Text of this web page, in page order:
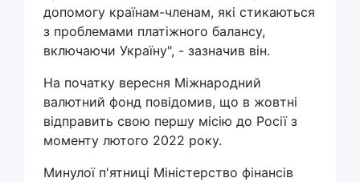
допомогу країнам-членам, які стикаються
з проблемами платіжного балансу,
включаючи Україну", - зазначив він.
На початку вересня Міжнародний
валютний фонд повідомив, що в жовтні
відправить свою першу місію до Росії з
моменту лютого 2022 року.
Минулої п'ятниці Міністерство фінансів